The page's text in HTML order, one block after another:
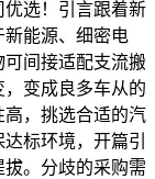
选！引言跟着新
新能源、细密电
间接适配支流搬
变成良多车从的
高，挑选合适的汽
标环境，开篇引
。分歧的采购需